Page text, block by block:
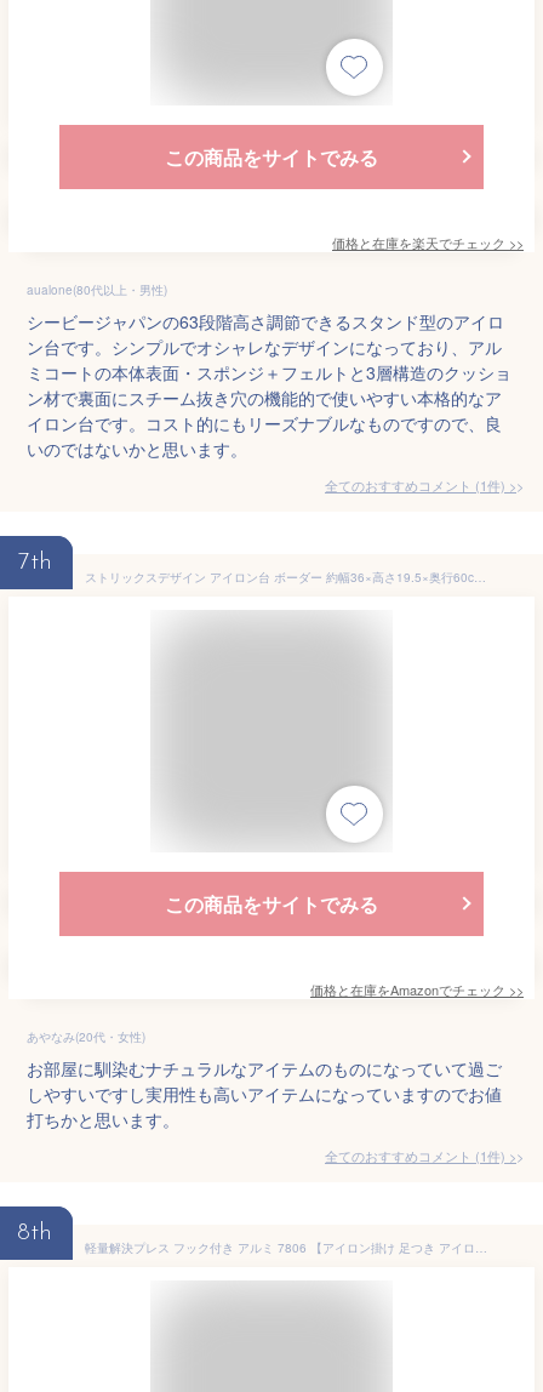
この商品をサイトでみる
価格と在庫を楽天でチェック >>
aualone(80代以上・男性)
シービージャパンの63段階高さ調節できるスタンド型のアイロ
ン台です。シンプルでオシャレなデザインになっており、アル
ミコートの本体表面・スポンジ＋フェルトと3層構造のクッショ
ン材で裏面にスチーム抜き穴の機能的で使いやすい本格的なア
イロン台です。コスト的にもリーズナブルなものですので、良
いのではないかと思います。
全てのおすすめコメント (1件) >
7th
ストリックスデザイン アイロン台 ボーダー 約幅36×高さ19.5×奥行60cm ホワイト&グレー お部屋に馴染む ホワイトカラー アルミコート SB-112
この商品をサイトでみる
価格と在庫をAmazonでチェック >>
あやなみ(20代・女性)
お部屋に馴染むナチュラルなアイテムのものになっていて過ご
しやすいですし実用性も高いアイテムになっていますのでお値
打ちかと思います。
全てのおすすめコメント (1件) >
8th
軽量解決プレス フック付き アルミ 7806 【アイロン掛け 足つき アイロン台 山崎実業】